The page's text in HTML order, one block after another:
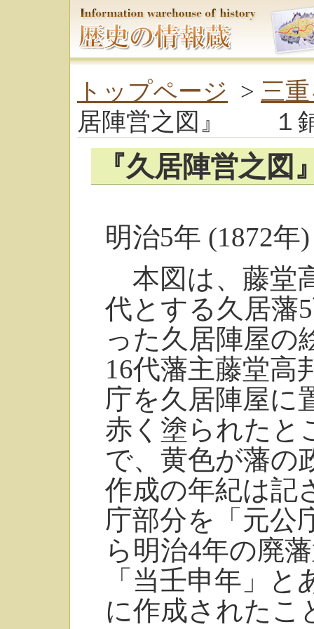
トップページ > 三
居陣営之図』 １
『久居陣営之
明治5年 (1872年
本図は、藤堂
代とする久居藩
った久居陣屋の
16代藩主藤堂高
庁を久居陣屋に
赤く塗られたと
で、黄色が藩の
作成の年紀は記
庁部分を「元公
ら明治4年の廃
「当壬申年」
に作成されたこ